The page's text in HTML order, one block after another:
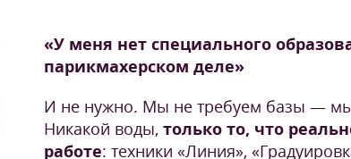
«У меня нет специального
парикмахерском деле»
И не нужно. Мы не требуем базы —
Никакой воды, только то, что
работе: техники «Линия»,